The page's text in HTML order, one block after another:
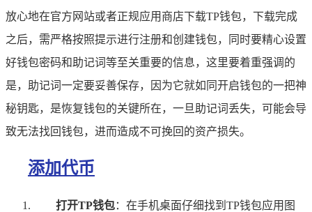
放心地在官方网站或者正规应用商店下载TP钱包，下载完成
之后，需严格按照提示进行注册和创建钱包，同时要精心设置
好钱包密码和助记词等至关重要的信息，这里要着重强调的
是，助记词一定要妥善保存，因为它就如同开启钱包的一把神
秘钥匙，是恢复钱包的关键所在，一旦助记词丢失，可能会导
致无法找回钱包，进而造成不可挽回的资产损失。
添加代币
打开TP钱包：在手机桌面仔细找到TP钱包应用图